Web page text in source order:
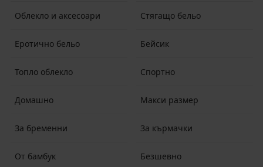
Облекло и аксесоари Стягащо бельо
Еротично бельо Бейсик
Топло облекло Спортно
Домашно Макси размер
За бременни За кърмачки
От бамбук Безшевно